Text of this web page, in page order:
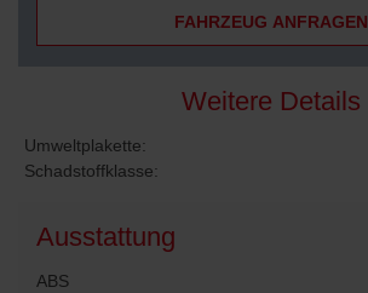
FAHRZEUG ANFRAGEN
Weitere Details
Umweltplakette:
Schadstoffklasse:
Ausstattung
ABS